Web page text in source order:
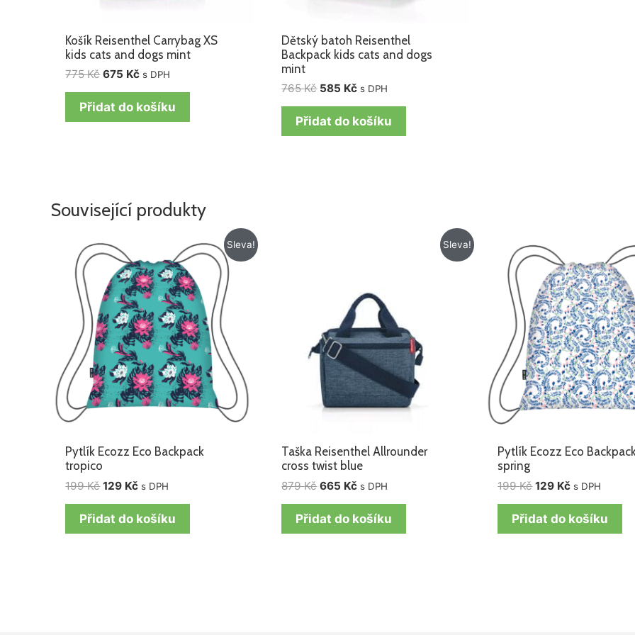
Košík Reisenthel Carrybag XS
kids cats and dogs mint
775Kč 675 Kč s DPH
Přidat do košíku
Dětský batoh Reisenthel
Backpack kids cats and dogs
mint
765Kč 585 Kč s DPH
Přidat do košíku
Související produkty
Sleva!
Pytlík Ecozz Eco Backpack
tropico
199Kč
cena
byla:
199 Kč.
129 Kč
je:
129 Kč.
s DPH
Přidat do košíku
Sleva!
Taška Reisenthel Allrounder
cross twist blue
879Kč 665 Kč s DPH
Přidat do košíku
Pytlík Ecozz Eco
spring
199Kč
cena
byla:
199 Kč.
129 Kč
je:
129 Kč.
s DPH
Přidat do košíku